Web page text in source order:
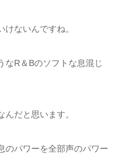
ないんですね。
なR＆Bのソフトな息混じ
だと思います。
のパワーを全部声のパワー